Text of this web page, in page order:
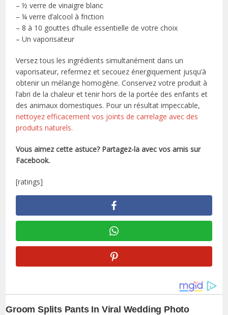
– ½ verre de vinaigre blanc
– ¼ verre d’alcool à friction
– 8 à 10 gouttes d’huile essentielle de votre choix
– Un vaporisateur
Versez tous les ingrédients simultanément dans un
vaporisateur, refermez et secouez énergiquement jusqu’à
obtenir un mélange homogène. Conservez votre produit à
l’abri de la chaleur et tenir hors de la portée des enfants et
des animaux domestiques. Pour un résultat impeccable,
nettoyez efficacement vos joints de carrelage avec des
produits naturels.
Vous aimez cette astuce? Partagez-la avec vos amis sur
Facebook.
[ratings]